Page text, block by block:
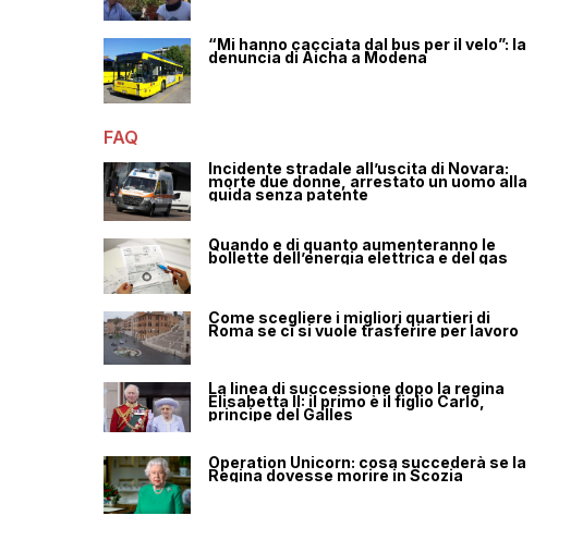
“Mi hanno cacciata dal bus per il velo”: la
denuncia di Aicha a Modena
FAQ
Incidente stradale all’uscita di Novara:
morte due donne, arrestato un uomo alla
guida senza patente
Quando e di quanto aumenteranno le
bollette dell’energia elettrica e del gas
Come scegliere i migliori quartieri di
Roma se ci si vuole trasferire per lavoro
La linea di successione dopo la regina
Elisabetta II: il primo è il figlio Carlo,
principe del Galles
Operation Unicorn: cosa succederà se la
Regina dovesse morire in Scozia